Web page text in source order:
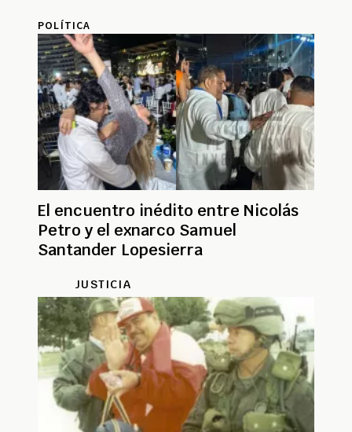
POLÍTICA
El encuentro inédito entre Nicolás
Petro y el exnarco Samuel
Santander Lopesierra
JUSTICIA